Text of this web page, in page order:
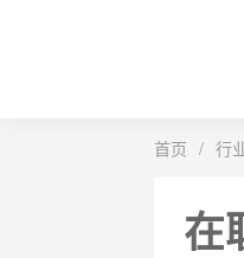
首页 / 行
在